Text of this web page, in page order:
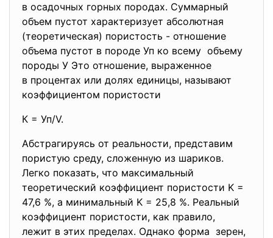
в осадочных горных породах. Суммарный
объем пустот характеризует абсолютная
(теоретическая) пористость - отношение
объема пустот в породе Уп ко всему объему
породы У Это отношение, выраженное
в процентах или долях единицы, называют
коэффициентом пористости
К = Уп/V.
Абстрагируясь от реальности, представим
пористую среду, сложенную из шариков.
Легко показать, что максимальный
теоретический коэффициент пористости K =
47,6 %, а минимальный K = 25,8 %. Реальный
коэффициент пористости, как правило,
лежит в этих пределах. Однако форма зерен,